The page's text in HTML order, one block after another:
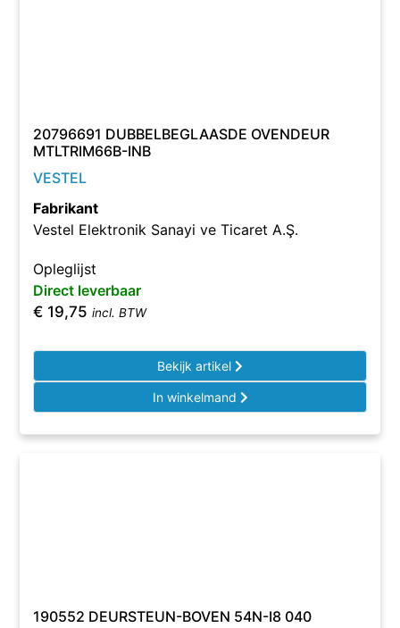
20796691 DUBBELBEGLAASDE OVENDEUR
MTLTRIM66B-INB
VESTEL
Fabrikant
Vestel Elektronik Sanayi ve Ticaret A.Ş.
Opleglijst
Direct leverbaar
€ 19,75 incl. BTW
Bekijk artikel
In winkelmand
190552 DEURSTEUN-BOVEN 54N-I8 040